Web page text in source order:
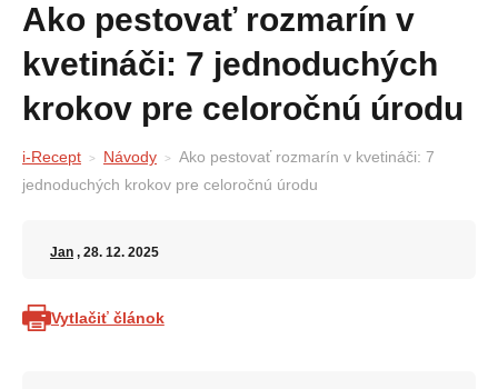
Ako pestovať rozmarín v
kvetináči: 7 jednoduchých
krokov pre celoročnú úrodu
i-Recept Návody
Ako pestovať rozmarín v kvetináči: 7
jednoduchých krokov pre celoročnú úrodu
Jan , 28. 12. 2025
Vytlačiť článok